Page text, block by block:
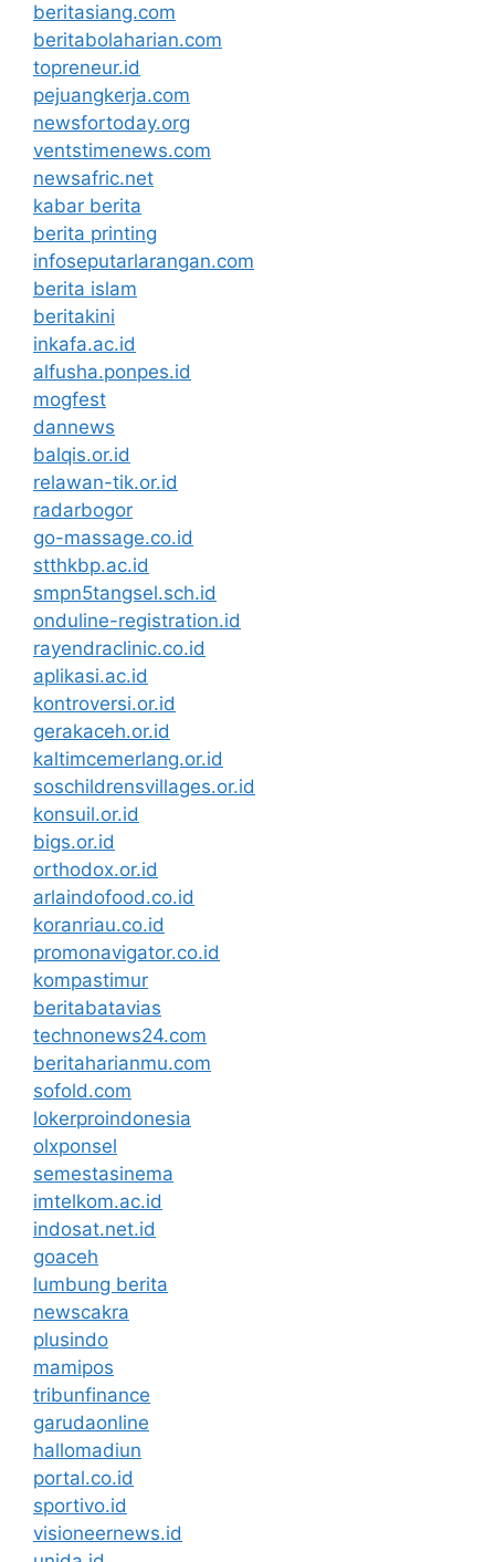
beritasiang.com
beritabolaharian.com
topreneur.id
pejuangkerja.com
newsfortoday.org
ventstimenews.com
newsafric.net
kabar berita
berita printing
infoseputarlarangan.com
berita islam
beritakini
inkafa.ac.id
alfusha.ponpes.id
mogfest
dannews
balqis.or.id
relawan-tik.or.id
radarbogor
go-massage.co.id
stthkbp.ac.id
smpn5tangsel.sch.id
onduline-registration.id
rayendraclinic.co.id
aplikasi.ac.id
kontroversi.or.id
gerakaceh.or.id
kaltimcemerlang.or.id
soschildrensvillages.or.id
konsuil.or.id
bigs.or.id
orthodox.or.id
arlaindofood.co.id
koranriau.co.id
promonavigator.co.id
kompastimur
beritabatavias
technonews24.com
beritaharianmu.com
sofold.com
lokerproindonesia
olxponsel
semestasinema
imtelkom.ac.id
indosat.net.id
goaceh
lumbung berita
newscakra
plusindo
mamipos
tribunfinance
garudaonline
hallomadiun
portal.co.id
sportivo.id
visioneernews.id